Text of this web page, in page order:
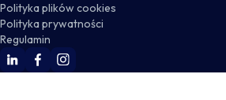
Polityka plików cookies
Polityka prywatności
Regulamin
WSKZ Linkedin
WSKZ Facebook
WSKZ Instagram